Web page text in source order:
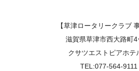
【草津ロータリークラブ
滋賀県草津市西大路町4
クサツエストピアホテ
TEL:077-564-9111